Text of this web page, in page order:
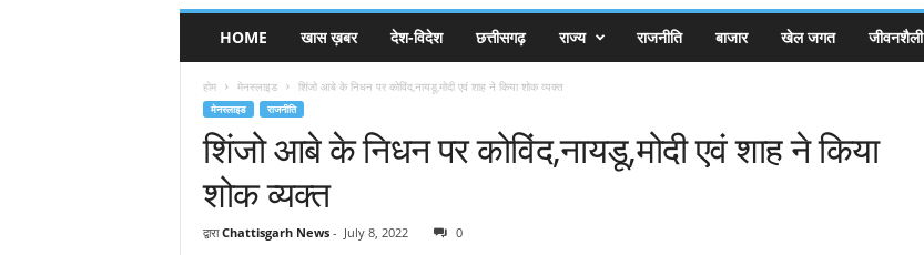
C
HOME खास ख़बर देश-विदेश छत्तीसगढ़ राज्य राजनीति बाजार खेल जगत जीवनशैली
होम मेनस्लाइड शिंजो आबे के निधन पर कोविंद,नायडू,मोदी एवं शाह ने किया शोक व्यक्त
मेनस्लाइड राजनीति
शिंजो आबे के निधन पर कोविंद,नायडू,मोदी एवं शाह ने किया
शोक व्यक्त
द्वारा Chattisgarh News- July 8, 2022 0